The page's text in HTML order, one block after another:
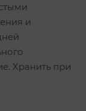
и
Хранить при